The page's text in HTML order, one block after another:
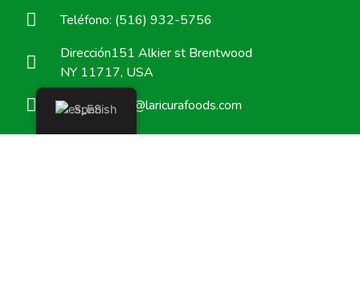
Teléfono: (516) 932-5756
Dirección151 Alkier st Brentwood
NY 11717, USA
salessupport@laricurafoods.com
Spanish